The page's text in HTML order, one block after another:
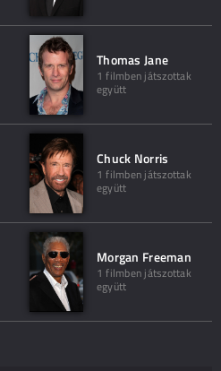
Thomas Jane
1 filmben játszottak
együtt
Chuck Norris
1 filmben játszottak
együtt
Morgan Freeman
1 filmben játszottak
együtt